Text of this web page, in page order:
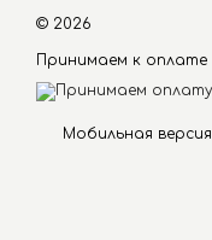
© 2026
Принимаем к оплате
Мобильная версия